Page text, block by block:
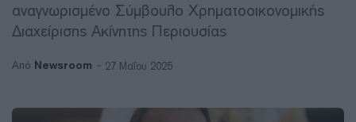
αναγνωρισμένο Σύμβουλο Χρηματοοικονομικής
Διαχείρισης Ακίνητης Περιουσίας
Από Newsroom 27 Μαΐου 2025